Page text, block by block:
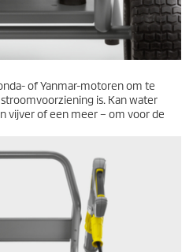
of Yanmar-motoren om te
is. Kan water
vijver of een meer – om voor de